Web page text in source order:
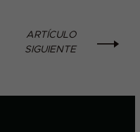
ARTÍCULO
SIGUIENTE